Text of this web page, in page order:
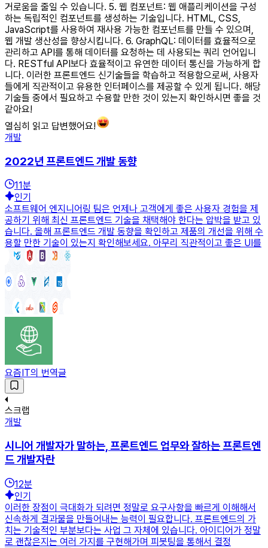
거로움을 줄일 수 있습니다. 5. 웹 컴포넌트: 웹 애플리케이션을 구성
하는 독립적인 컴포넌트를 생성하는 기술입니다. HTML, CSS,
JavaScript를 사용하여 재사용 가능한 컴포넌트를 만들 수 있으며,
웹 개발 생산성을 향상시킵니다. 6. GraphQL: 데이터를 효율적으로
관리하고 API를 통해 데이터를 요청하는 데 사용되는 쿼리 언어입니
다. RESTful API보다 효율적이고 유연한 데이터 통신을 가능하게 합
니다. 이러한 프론트엔드 신기술들을 학습하고 적용함으로써, 사용자
들에게 직관적이고 유용한 인터페이스를 제공할 수 있게 됩니다. 해당
기술들 중에서 필요하고 수용할 만한 것이 있는지 확인하시면 좋을 것
같아요!
열심히 읽고 답변했어요!
개발
2022년 프론트엔드 개발 동향
11분
인기
소프트웨어 엔지니어링 팀은 언제나 고객에게 좋은 사용자 경험을 제
공하기 위해 최신 프론트엔드 기술을 채택해야 한다는 압박을 받고 있
습니다. 올해 프론트엔드 개발 동향을 확인하고 제품의 개선을 위해 수
용할 만한 기술이 있는지 확인해보세요. 아무리 직관적이고 좋은 UI를
요즘IT의 번역글
스크랩
개발
시니어 개발자가 말하는, 프론트엔드 업무와 잘하는 프론트엔
드 개발자란
12분
인기
이러한 장점이 극대화가 되려면 정말로 요구사항을 빠르게 이해해서
신속하게 결과물을 만들어내는 능력이 필요합니다. 프론트엔드의 가
치는 기술적인 부분보다는 사업 그 자체에 있습니다. 아이디어가 정말
로 괜찮은지는 여러 가지를 구현해가며 피봇팅을 통해서 결정